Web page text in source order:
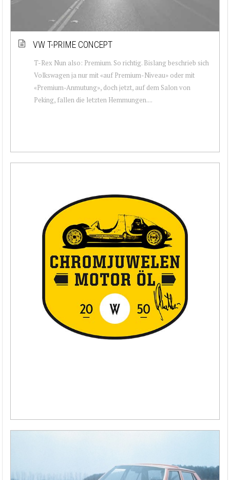
VW T-PRIME CONCEPT
T-Rex Nun also: Premium. So richtig. Bislang beschrieb sich
Volkswagen ja nur mit «auf Premium-Niveau» oder mit
«Premium-Anmutung», doch jetzt, auf dem Salon von
Peking, fallen die letzten Hemmungen....